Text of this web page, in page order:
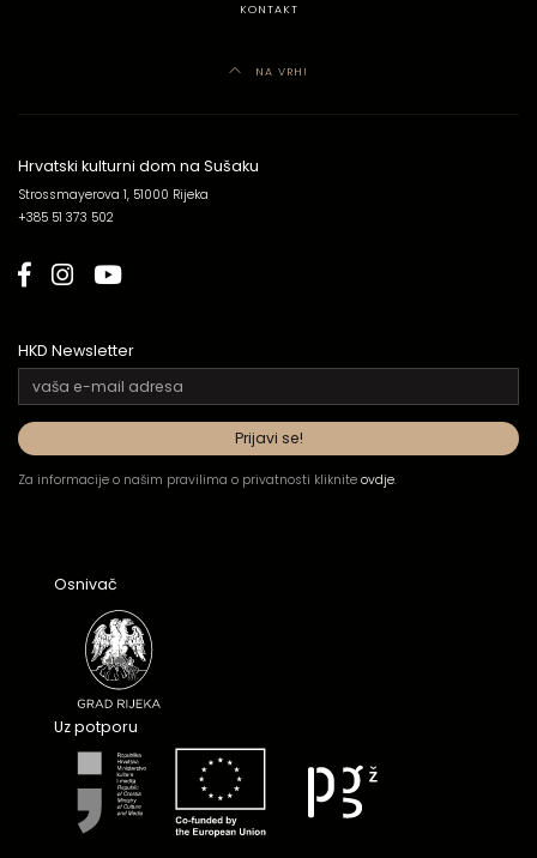
KONTAKT
NA VRH!
Hrvatski kulturni dom na Sušaku
Strossmayerova 1, 51000 Rijeka
+385 51 373 502
HKD Newsletter
Za informacije o našim pravilima o privatnosti kliknite ovdje.
Osnivač
Uz potporu